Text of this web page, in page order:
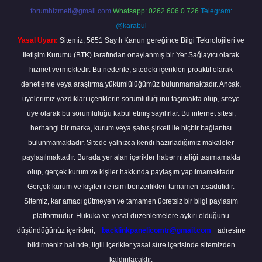
forumhizmeti@gmail.com Whatsapp: 0262 606 0 726 Telegram:
@karabul
Yasal Uyarı: Sitemiz, 5651 Sayılı Kanun gereğince Bilgi Teknolojileri ve
İletişim Kurumu (BTK) tarafından onaylanmış bir Yer Sağlayıcı olarak
hizmet vermektedir. Bu nedenle, sitedeki içerikleri proaktif olarak
denetleme veya araştırma yükümlülüğümüz bulunmamaktadır. Ancak,
üyelerimiz yazdıkları içeriklerin sorumluluğunu taşımakta olup, siteye
üye olarak bu sorumluluğu kabul etmiş sayılırlar. Bu internet sitesi,
herhangi bir marka, kurum veya şahıs şirketi ile hiçbir bağlantısı
bulunmamaktadır. Sitede yalnızca kendi hazırladığımız makaleler
paylaşılmaktadır. Burada yer alan içerikler haber niteliği taşımamakta
olup, gerçek kurum ve kişiler hakkında paylaşım yapılmamaktadır.
Gerçek kurum ve kişiler ile isim benzerlikleri tamamen tesadüfidir.
Sitemiz, kar amacı gütmeyen ve tamamen ücretsiz bir bilgi paylaşım
platformudur. Hukuka ve yasal düzenlemelere aykırı olduğunu
düşündüğünüz içerikleri,
backlinkpanelicomtr@gmail.com
adresine
bildirmeniz halinde, ilgili içerikler yasal süre içerisinde sitemizden
kaldırılacaktır.